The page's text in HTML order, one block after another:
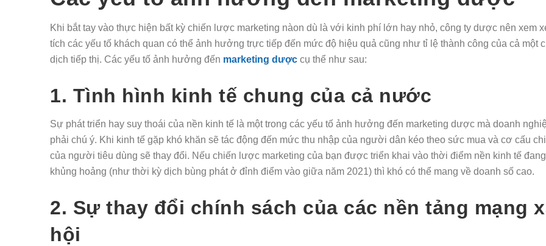
Khi bắt tay vào thực hiện bất kỳ chiến lược marketing nàon dù là với kinh phí lớn hay nhỏ, công ty dược nên xem
tích các yếu tố khách quan có thể ảnh hưởng trực tiếp đến mức độ hiệu quả cũng như tỉ lệ thành công của cả một
dịch tiếp thị. Các yếu tố ảnh hưởng đến marketing dược cụ thể như sau:
1. Tình hình kinh tế chung của cả nước
Sự phát triển hay suy thoái của nền kinh tế là một trong các yếu tố ảnh hưởng đến marketing dược mà doanh
phải chú ý. Khi kinh tế gặp khó khăn sẽ tác động đến mức thu nhập của người dân kéo theo sức mua và cơ cấu
của người tiêu dùng sẽ thay đổi. Nếu chiến lược marketing của bạn được triển khai vào thời điểm nền kinh tế
khủng hoảng (như thời kỳ dịch bùng phát ở đỉnh điểm vào giữa năm 2021) thì khó có thể mang về doanh số cao.
2. Sự thay đổi chính sách của các nền tảng mạng
hội